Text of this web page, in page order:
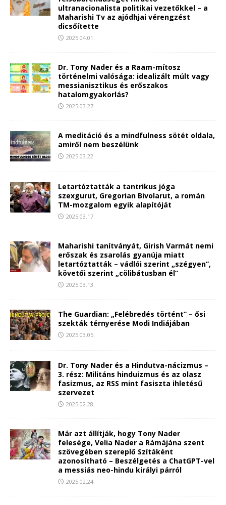
ultranacionalista politikai vezetőkkel – a
Maharishi Tv az ajódhjai vérengzést
dicsőítette
2025.04.01.
Dr. Tony Nader és a Raam-mítosz
történelmi valósága: idealizált múlt vagy
messianisztikus és erőszakos
hatalomgyakorlás?
2025.03.27.
A meditáció és a mindfulness sötét oldala,
amiről nem beszélünk
2025.03.22.
Letartóztatták a tantrikus jóga
szexgurut, Gregorian Bivolarut, a román
TM-mozgalom egyik alapítóját
2025.03.17.
Maharishi tanítványát, Girish Varmát nemi
erőszak és zsarolás gyanúja miatt
letartóztatták – vádlói szerint „szégyen”,
követői szerint „cölibátusban él”
2025.03.13.
The Guardian: „Felébredés történt” – ősi
szekták térnyerése Modi Indiájában
2025.03.05.
Dr. Tony Nader és a Hindutva-nácizmus –
3. rész: Militáns hinduizmus és az olasz
fasizmus, az RSS mint fasiszta ihletésű
szervezet
2025.02.28.
Már azt állítják, hogy Tony Nader
felesége, Velia Nader a Rámájána szent
szövegében szereplő Szítáként
azonosítható – Beszélgetés a ChatGPT-vel
a messiás neo-hindu királyi párról
2025.02.24.